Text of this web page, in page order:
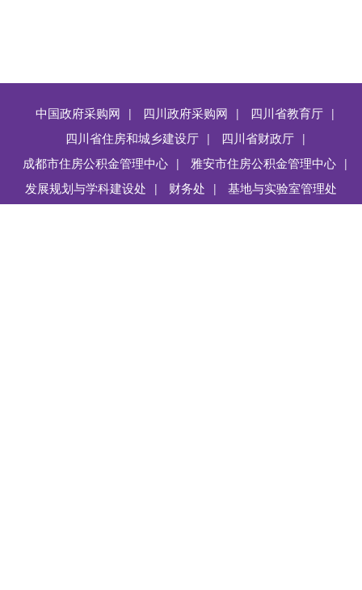
中国政府采购网 | 四川政府采购网 | 四川省教育厅 |
四川省住房和城乡建设厅 | 四川省财政厅 |
成都市住房公积金管理中心 | 雅安市住房公积金管理中心 |
发展规划与学科建设处 | 财务处 | 基地与实验室管理处